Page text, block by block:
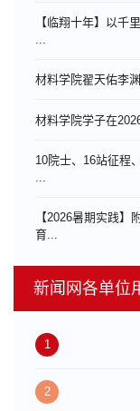
【临翔十年】以
材料学院翟天佑李
材料学院学子在
10院士、16站征程
【2026暑期实践
育...
新闻网各单位
1
2